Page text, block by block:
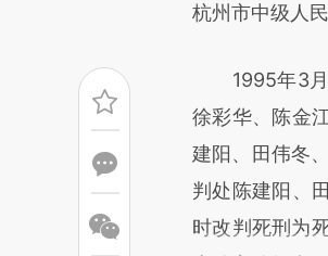
杭州市中级人
1995年3月
徐彩华、陈金
建阳、田伟冬
判处陈建阳、
时改判死刑为